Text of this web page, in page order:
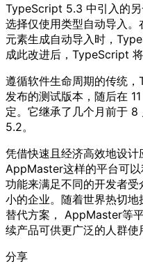
TypeScript 5.3 中引入的
选择仅使用类型自动导入
元素生成自动导入时，
成此改进后，TypeScript
遵循软件生命周期的传统
发布的测试版本，随后在
定。它继承了几个月前于
5.2。
凭借快速且经济高效地设
AppMaster这样的平台可
功能来满足不同的开发者
小的企业。随着世界热切
替代方案， AppMaster等
续产品可供更广泛的人群使
分享